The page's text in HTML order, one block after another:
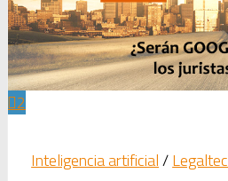
2
Inteligencia artificial/